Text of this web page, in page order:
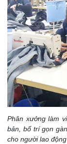
Phân xưởng làm
bản, bố trí gọn
cho người lao động